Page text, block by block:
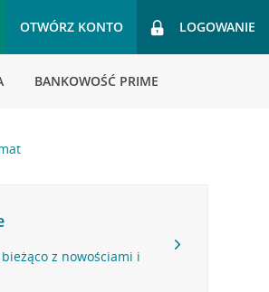
OTWÓRZ KONTO LOGOWANIE
BANKOWOŚĆ PRIME
z nowościami i